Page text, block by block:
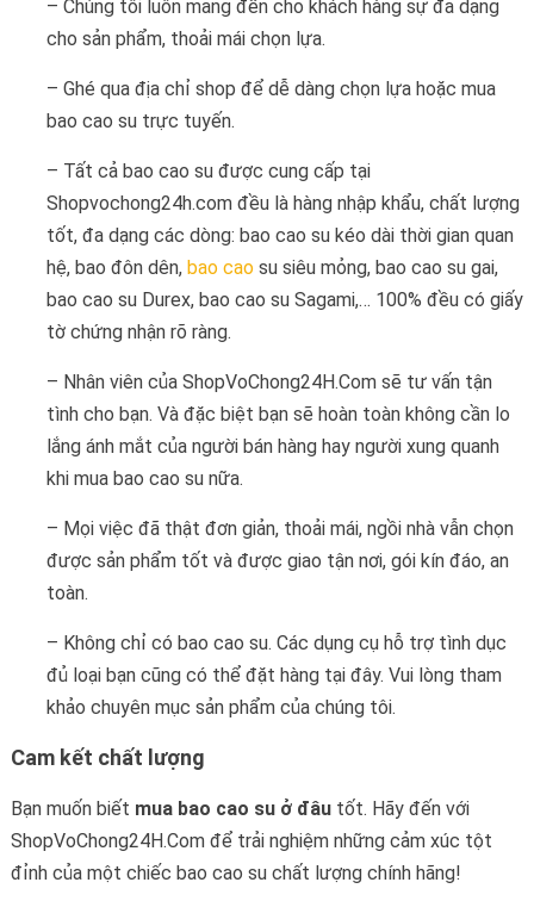
– Chúng tôi luôn mang đến cho khách hàng sự đa dạng
cho sản phẩm, thoải mái chọn lựa.
– Ghé qua địa chỉ shop để dễ dàng chọn lựa hoặc mua
bao cao su trực tuyến.
– Tất cả bao cao su được cung cấp tại
Shopvochong24h.com đều là hàng nhập khẩu, chất lượng
tốt, đa dạng các dòng: bao cao su kéo dài thời gian quan
hệ, bao đôn dên, bao caosu siêu mỏng, bao cao su gai,
bao cao su Durex, bao cao su Sagami,… 100% đều có giấy
tờ chứng nhận rõ ràng.
– Nhân viên của ShopVoChong24H.Com sẽ tư vấn tận
tình cho bạn. Và đặc biệt bạn sẽ hoàn toàn không cần lo
lắng ánh mắt của người bán hàng hay người xung quanh
khi mua bao cao su nữa.
– Mọi việc đã thật đơn giản, thoải mái, ngồi nhà vẫn chọn
được sản phẩm tốt và được giao tận nơi, gói kín đáo, an
toàn.
– Không chỉ có bao cao su. Các dụng cụ hỗ trợ tình dục
đủ loại bạn cũng có thể đặt hàng tại đây. Vui lòng tham
khảo chuyên mục sản phẩm của chúng tôi.
Cam kết chất lượng
Bạn muốn biết mua bao cao su ở đâu tốt. Hãy đến với
ShopVoChong24H.Com để trải nghiệm những cảm xúc tột
đỉnh của một chiếc bao cao su chất lượng chính hãng!